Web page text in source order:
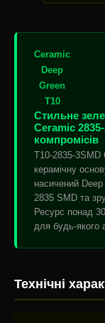
Ceramic
Deep
Green
T10
Стильне
Ceramic
компромісів
T10-2835-3SMD
керамічну
насичений Deep
2835 SMD та
Ресурс понад
для будь-якого
Технічні